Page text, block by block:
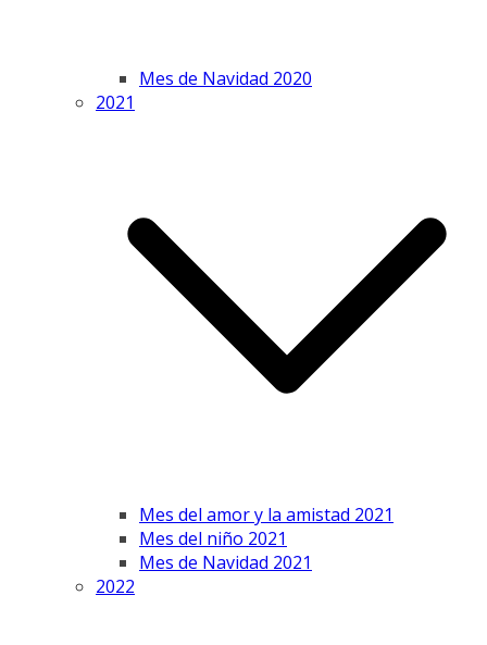
Mes de Navidad 2020
2021
Mes del amor y la amistad 2021
Mes del niño 2021
Mes de Navidad 2021
2022